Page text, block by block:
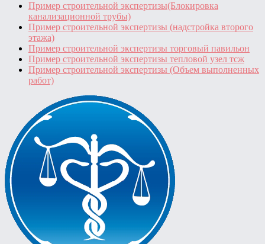
Пример строительной экспертизы(Блокировка
канализационной трубы)
Пример строительной экспертизы (надстройка второго
этажа)
Пример строительной экспертизы торговый павильон
Пример строительной экспертизы тепловой узел тсж
Пример строительной экспертизы (Объем выполненных
работ)